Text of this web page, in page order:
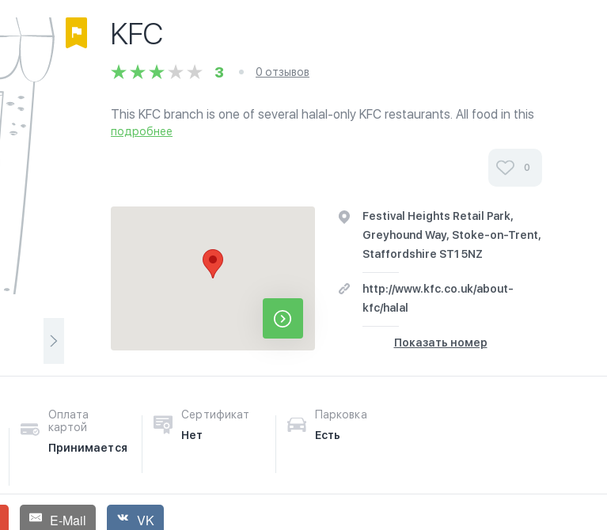
KFC
3 0 отзывов
This KFC branch is one of several halal-only KFC restaurants. All food in this
outlet is certified by the Halal Food Authority.
подробнее
0
Festival Heights Retail Park,
Greyhound Way, Stoke-on-Trent,
Staffordshire ST1 5NZ
http://www.kfc.co.uk/about-
kfc/halal
Показать номер
Оплата
картой
Принимается
Сертификат
Нет
Парковка
Есть
E-Mail VK